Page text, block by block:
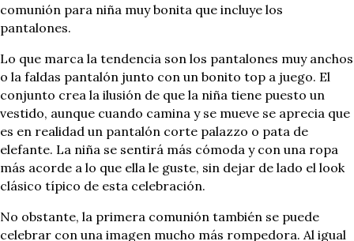
comunión para niña muy bonita que incluye los
pantalones.
Lo que marca la tendencia son los pantalones muy anchos
o la faldas pantalón junto con un bonito top a juego. El
conjunto crea la ilusión de que la niña tiene puesto un
vestido, aunque cuando camina y se mueve se aprecia que
es en realidad un pantalón corte palazzo o pata de
elefante. La niña se sentirá más cómoda y con una ropa
más acorde a lo que ella le guste, sin dejar de lado el look
clásico típico de esta celebración.
No obstante, la primera comunión también se puede
celebrar con una imagen mucho más rompedora. Al igual